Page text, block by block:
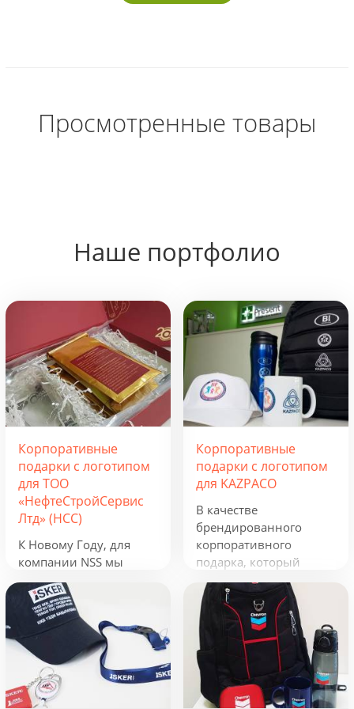
Просмотренные товары
Наше портфолио
Корпоративные
подарки с логотипом
для ТОО
«НефтеСтройСервис
Лтд» (НСС)
К Новому Году, для
компании NSS мы
разработали
креативную подборку
из наборов «Кофеист»,
«Christmas Sky» и
«Adora». Вглядываться
в черное, как смоль,
зимнее небо и
подмигивать в ответ
Корпоративные
подарки с логотипом
для KAZPACO
В качестве
брендированного
корпоративного
подарка, который
можно использовать в
течение всего года, мы
предложили набор из
рюкзака, фонарика,
термокружки и
беспроводного
зарядного устройства.
Эти сувениры с